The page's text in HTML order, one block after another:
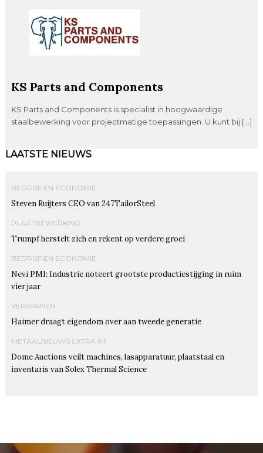
KS Parts and Components
KS Parts and Components is specialist in hoogwaardige
staalbewerking voor projectmatige toepassingen. U kunt bij […]
LAATSTE NIEUWS
BEDRIJF EN ECONOMIE
Steven Ruijters CEO van 247TailorSteel
PLAATBEWERKING
Trumpf herstelt zich en rekent op verdere groei
BEDRIJF EN ECONOMIE
Nevi PMI: Industrie noteert grootste productiestijging in ruim
vier jaar
VERSPANEN
Haimer draagt eigendom over aan tweede generatie
METAALNIEUWS EXTRA IM
Dome Auctions veilt machines, lasapparatuur, plaatstaal en
inventaris van Solex Thermal Science